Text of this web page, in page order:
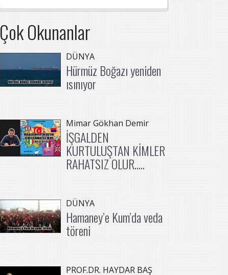
Çok Okunanlar
DÜNYA
Hürmüz Boğazı yeniden
ısınıyor
Mimar Gökhan Demir
İŞGALDEN
KURTULUŞTAN KİMLER
RAHATSIZ OLUR.....
DÜNYA
Hamaney’e Kum’da veda
töreni
PROF.DR. HAYDAR BAŞ